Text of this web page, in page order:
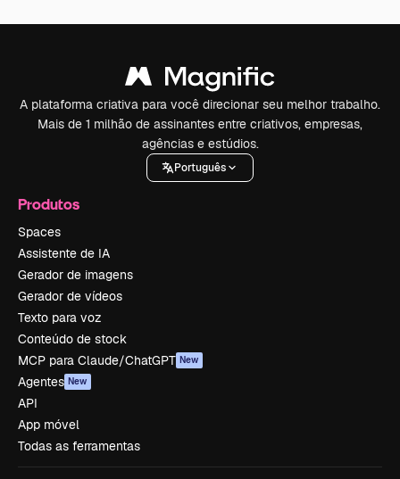
A plataforma criativa para você direcionar seu melhor trabalho.
Mais de 1 milhão de assinantes entre criativos, empresas,
agências e estúdios.
Português
Produtos
Spaces
Assistente de IA
Gerador de imagens
Gerador de vídeos
Texto para voz
Conteúdo de stock
MCP para Claude/ChatGPT New
Agentes New
API
App móvel
Todas as ferramentas